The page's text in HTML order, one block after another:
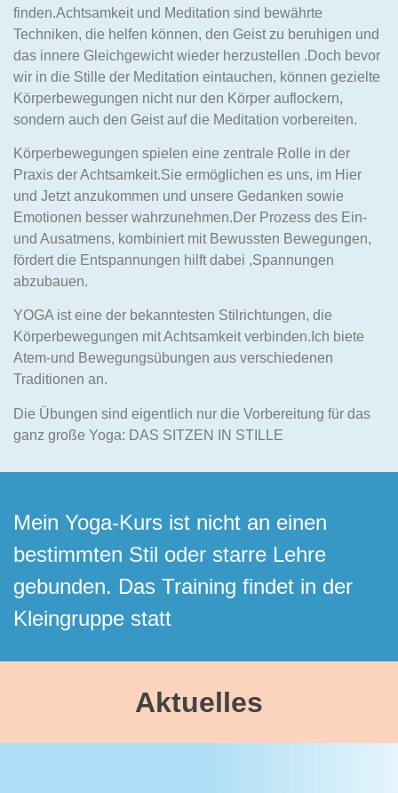
finden.Achtsamkeit und Meditation sind bewährte
Techniken, die helfen können, den Geist zu beruhigen und
das innere Gleichgewicht wieder herzustellen .Doch bevor
wir in die Stille der Meditation eintauchen, können gezielte
Körperbewegungen nicht nur den Körper auflockern,
sondern auch den Geist auf die Meditation vorbereiten.
Körperbewegungen spielen eine zentrale Rolle in der
Praxis der Achtsamkeit.Sie ermöglichen es uns, im Hier
und Jetzt anzukommen und unsere Gedanken sowie
Emotionen besser wahrzunehmen.Der Prozess des Ein-
und Ausatmens, kombiniert mit Bewussten Bewegungen,
fördert die Entspannungen hilft dabei ,Spannungen
abzubauen.
YOGA ist eine der bekanntesten Stilrichtungen, die
Körperbewegungen mit Achtsamkeit verbinden.Ich biete
Atem-und Bewegungsübungen aus verschiedenen
Traditionen an.
Die Übungen sind eigentlich nur die Vorbereitung für das
ganz große Yoga: DAS SITZEN IN STILLE
Mein Yoga-Kurs ist nicht an einen
bestimmten Stil oder starre Lehre
gebunden. Das Training findet in der
Kleingruppe statt
Aktuelles